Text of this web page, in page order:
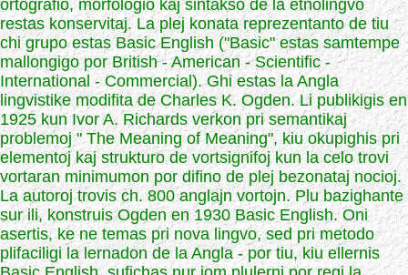
ortografio, morfologio kaj sintakso de la etnolingvo
restas konservitaj. La plej konata reprezentanto de tiu
chi grupo estas Basic English ("Basic" estas samtempe
mallongigo por British - American - Scientific -
International - Commercial). Ghi estas la Angla
lingvistike modifita de Charles K. Ogden. Li publikigis en
1925 kun Ivor A. Richards verkon pri semantikaj
problemoj " The Meaning of Meaning", kiu okupighis pri
elementoj kaj strukturo de vortsignifoj kun la celo trovi
vortaran minimumon por difino de plej bezonataj nocioj.
La autoroj trovis ch. 800 anglajn vortojn. Plu bazighante
sur ili, konstruis Ogden en 1930 Basic English. Oni
asertis, ke ne temas pri nova lingvo, sed pri metodo
plifaciligi la lernadon de la Angla - por tiu, kiu ellernis